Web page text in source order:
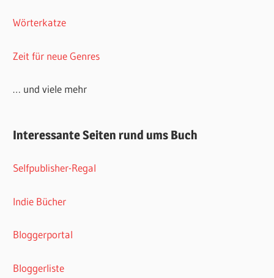
Wörterkatze
Zeit für neue Genres
… und viele mehr
Interessante Seiten rund ums Buch
Selfpublisher-Regal
Indie Bücher
Bloggerportal
Bloggerliste